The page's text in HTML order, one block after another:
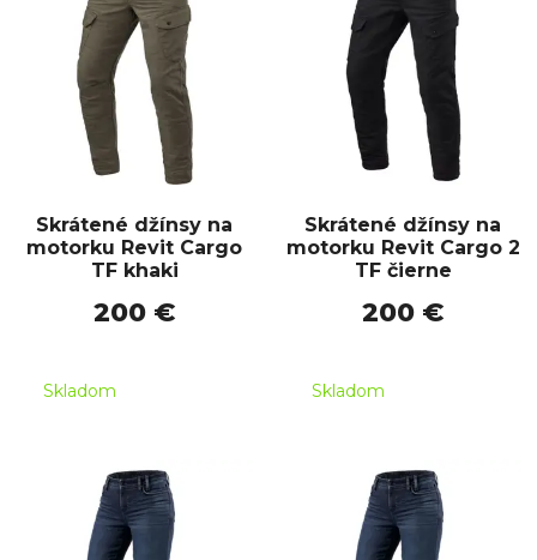
Skrátené džínsy na
motorku Revit Cargo
TF khaki
200 €
Skladom
Skrátené džínsy na
motorku Revit Cargo 2
TF čierne
200 €
Skladom